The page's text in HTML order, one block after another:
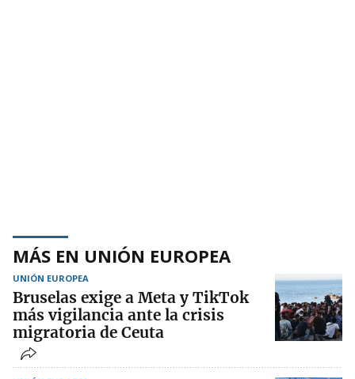
MÁS EN UNIÓN EUROPEA
UNIÓN EUROPEA
Bruselas exige a Meta y TikTok
más vigilancia ante la crisis
migratoria de Ceuta